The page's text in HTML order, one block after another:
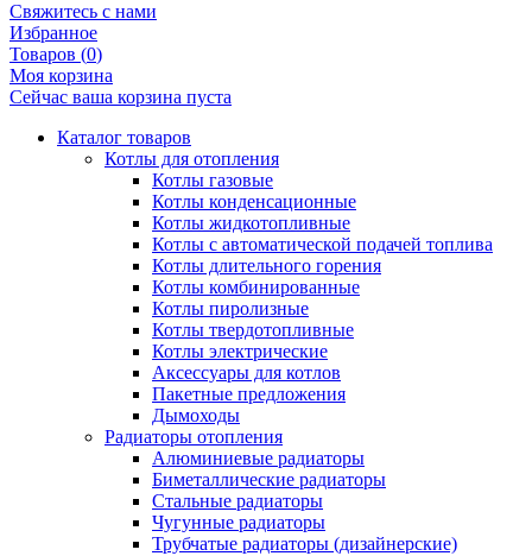
Свяжитесь с нами
Избранное
Товаров (0)
Моя корзина
Сейчас ваша корзина пуста
Каталог товаров
Котлы для отопления
Котлы газовые
Котлы конденсационные
Котлы жидкотопливные
Котлы с автоматической подачей топлива
Котлы длительного горения
Котлы комбинированные
Котлы пиролизные
Котлы твердотопливные
Котлы электрические
Аксессуары для котлов
Пакетные предложения
Дымоходы
Радиаторы отопления
Алюминиевые радиаторы
Биметаллические радиаторы
Стальные радиаторы
Чугунные радиаторы
Трубчатые радиаторы (дизайнерские)